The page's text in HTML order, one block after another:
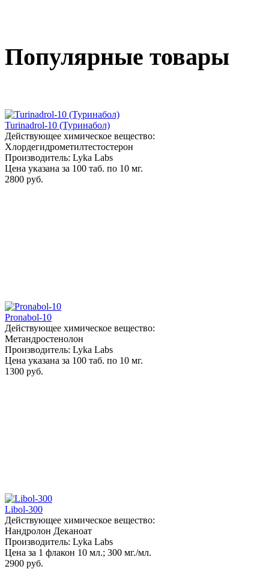
Популярные товары
Turinadrol-10 (Туринабол)
Действующее химическое вещество:
Хлордегидрометилтестостерон
Производитель: Lyka Labs
Цена указана за 100 таб. по 10 мг.
2800 руб.
Pronabol-10
Действующее химическое вещество:
Метандростенолон
Производитель: Lyka Labs
Цена указана за 100 таб. по 10 мг.
1300 руб.
Libol-300
Действующее химическое вещество:
Нандролон Деканоат
Производитель: Lyka Labs
Цена за 1 флакон 10 мл.; 300 мг./мл.
2900 руб.